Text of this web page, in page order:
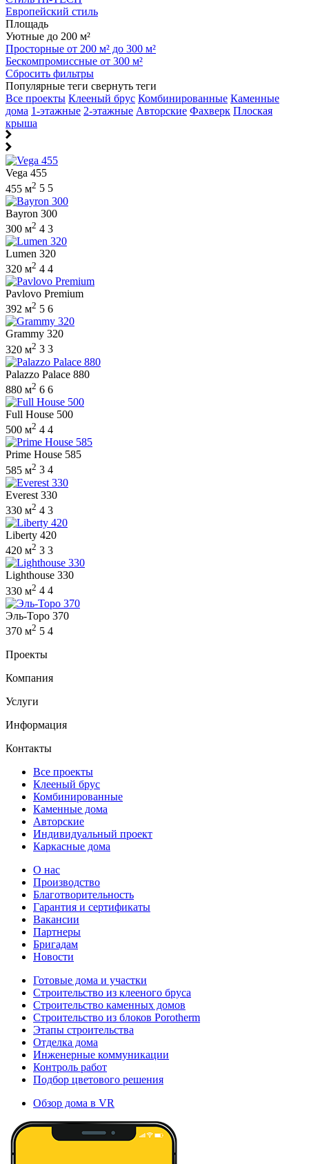
Европейский стиль
Площадь
Уютные до 200 м²
Просторные от 200 м² до 300 м²
Бескомпромиссные от 300 м²
Сбросить фильтры
Популярные теги свернуть теги
Все проекты Клееный брус Комбинированные Каменные
дома 1-этажные 2-этажные Авторские Фахверк Плоская
крыша
Vega 455
455 м2 5 5
Bayron 300
300 м2 4 3
Lumen 320
320 м2 4 4
Pavlovo Premium
392 м2 5 6
Grammy 320
320 м2 3 3
Palazzo Palace 880
880 м2 6 6
Full House 500
500 м2 4 4
Prime House 585
585 м2 3 4
Everest 330
330 м2 4 3
Liberty 420
420 м2 3 3
Lighthouse 330
330 м2 4 4
Эль-Торо 370
370 м2 5 4
Проекты
Компания
Услуги
Информация
Контакты
Все проекты
Клееный брус
Комбинированные
Каменные дома
Авторские
Индивидуальный проект
Каркасные дома
О нас
Производство
Благотворительность
Гарантия и сертификаты
Вакансии
Партнеры
Бригадам
Новости
Готовые дома и участки
Строительство из клееного бруса
Строительство каменных домов
Строительство из блоков Porotherm
Этапы строительства
Отделка дома
Инженерные коммуникации
Контроль работ
Подбор цветового решения
Обзор дома в VR